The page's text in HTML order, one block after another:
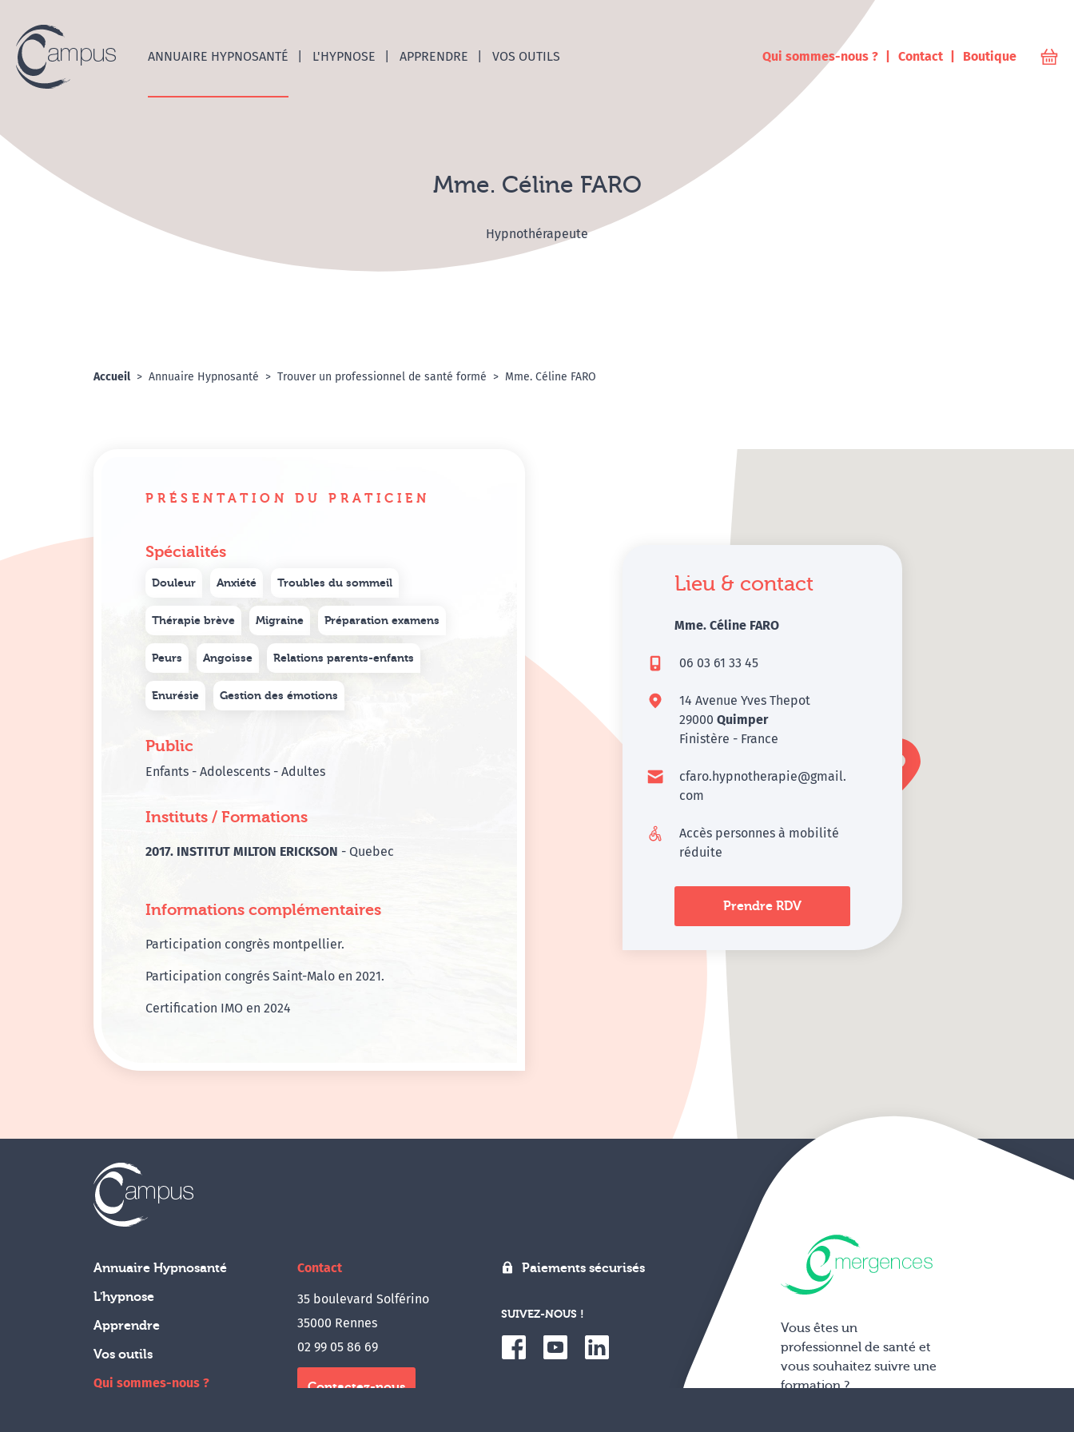
Emergences Campus
ANNUAIRE HYPNOSANTÉ L'HYPNOSE APPRENDRE VOS OUTILS Qui sommes-nous ? Contact Boutique
Mme. Céline FARO
Hypnothérapeute
Accueil Annuaire Hypnosanté Trouver un professionnel de santé formé Mme. Céline FARO
PRÉSENTATION DU PRATICIEN
Spécialités
Douleur Anxiété Troubles du sommeil
Thérapie brève Migraine Préparation examens
Peurs Angoisse Relations parents-enfants
Enurésie Gestion des émotions
Public
Enfants - Adolescents - Adultes
Instituts / Formations
2017. INSTITUT MILTON ERICKSON - Quebec
Informations complémentaires
Participation congrès montpellier.
Participation congrés Saint-Malo en 2021.
Certification IMO en 2024
Lieu & contact
Mme. Céline FARO
06 03 61 33 45
14 Avenue Yves Thepot
29000Quimper
Finistère - France
cfaro.hypnotherapie@gmail.
com
Accès personnes à mobilité
réduite
Prendre RDV
Annuaire Hypnosanté
L'hypnose
Apprendre
Vos outils
Qui sommes-nous ?
Contact
35 boulevard Solférino
35000 Rennes
02 99 05 86 69
Contactez-nous
Paiements sécurisés
SUIVEZ-NOUS !
Vous êtes un
professionnel de santé et
vous souhaitez suivre une
formation ?